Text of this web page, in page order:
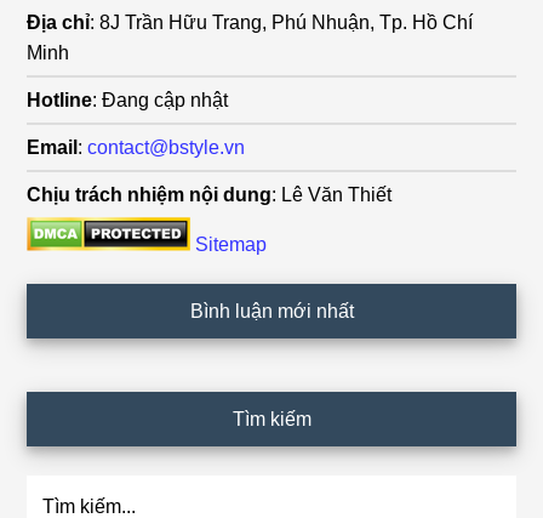
Địa chỉ: 8J Trần Hữu Trang, Phú Nhuận, Tp. Hồ Chí
Minh
Hotline: Đang cập nhật
Email :contact@bstyle.vn
Chịu trách nhiệm nội dung: Lê Văn Thiết
Sitemap
Bình luận mới nhất
Tìm kiếm